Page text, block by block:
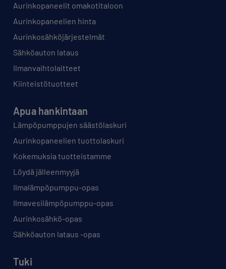
Aurinkopaneelit omakotitaloon
Aurinkopaneelien hinta
Aurinkosähköjärjestelmät
Sähköauton lataus
Ilmanvaihtolaitteet
Kiinteistötuotteet
Apua hankintaan
Lämpöpumppujen säästölaskuri
Aurinkopaneelien tuottolaskuri
Kokemuksia tuotteistamme
Löydä jälleenmyyjä
Ilmalämpöpumppu-opas
Ilmavesilämpöpumppu-opas
Aurinkosähkö-opas
Sähköauton lataus -opas
Tuki